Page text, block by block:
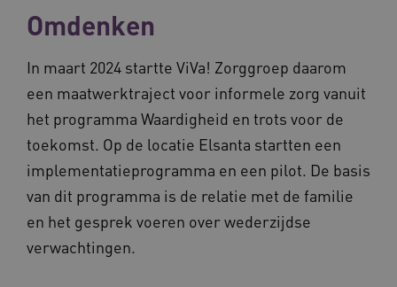
Omdenken
In maart 2024 startte ViVa! Zorggroep daarom
een maatwerktraject voor informele zorg vanuit
het programma Waardigheid en trots voor de
toekomst. Op de locatie Elsanta startten een
implementatieprogramma en een pilot. De basis
van dit programma is de relatie met de familie
en het gesprek voeren over wederzijdse
verwachtingen.
__Secure-ROLLOUT_TOKEN .youtube.com
.waardigheidentrots.nl
Google Privacy Policy